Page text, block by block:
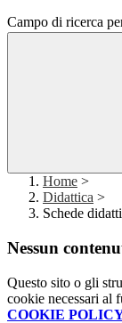
Campo di ricerca
Home >
Didattica >
Schede
Nessun
Questo sito o gli
cookie necessari al
COOKIE